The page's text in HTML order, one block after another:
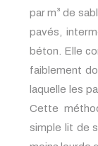
par m³ de
pavés,
béton. Elle
faiblement
laquelle les
Cette
simple lit de